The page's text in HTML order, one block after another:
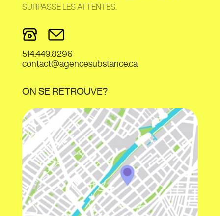
SURPASSE LES ATTENTES.
514.449.8296
contact@agencesubstance.ca
ON SE RETROUVE?